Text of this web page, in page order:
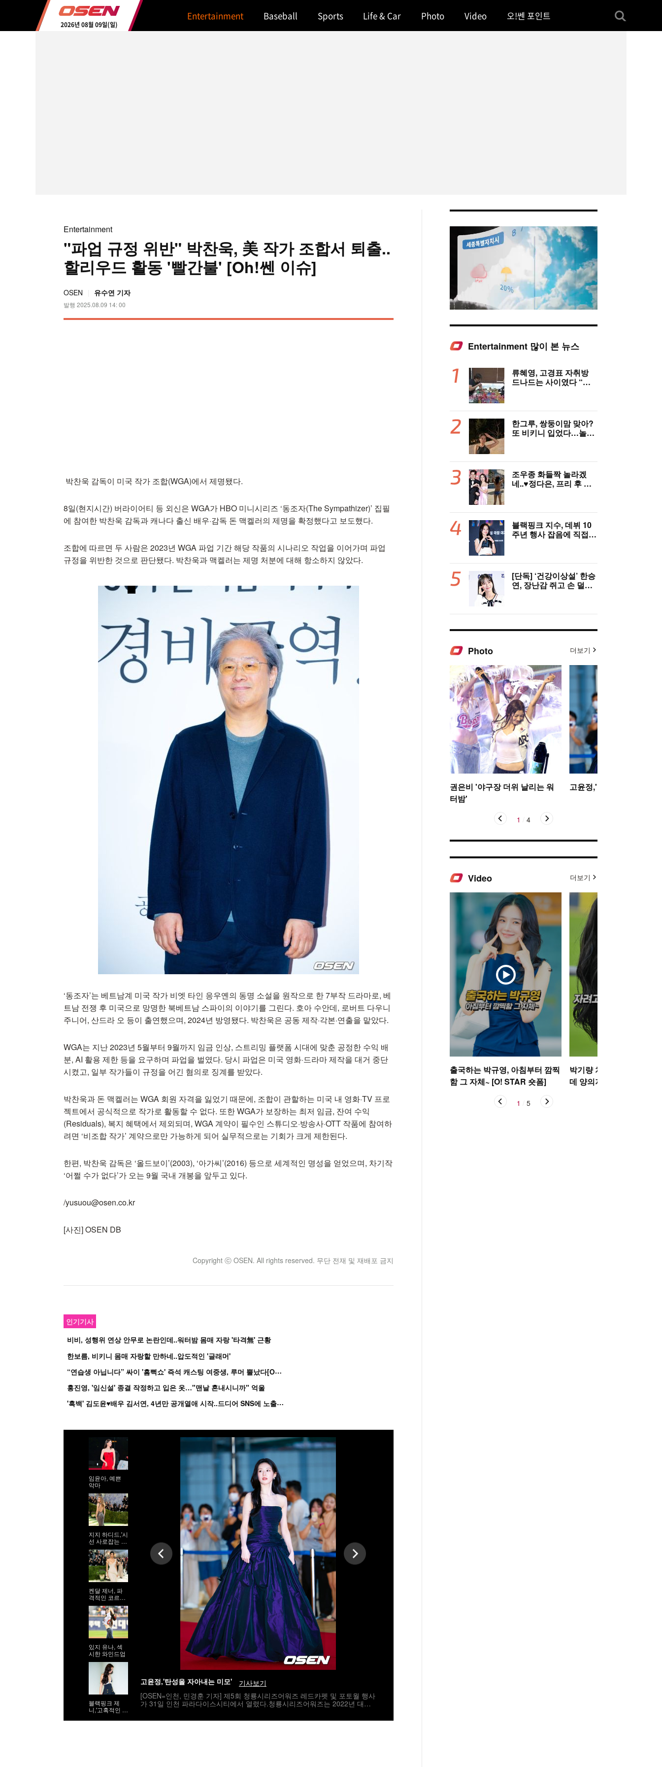
2026년 08월 09일(일)
Entertainment Baseball Sports Life & Car Photo Video 오!쎈 포인트
Entertainment
"파업 규정 위반" 박찬욱, 美 작가 조합서 퇴출..
할리우드 활동 '빨간불' [Oh!쎈 이슈]
OSEN 유수연 기자
발행 2025.08.09 14: 00
박찬욱 감독이 미국 작가 조합(WGA)에서 제명됐다.
8일(현지시간) 버라이어티 등 외신은 WGA가 HBO 미니시리즈 ‘동조자(The Sympathizer)’ 집필
에 참여한 박찬욱 감독과 캐나다 출신 배우·감독 돈 맥켈러의 제명을 확정했다고 보도했다.
조합에 따르면 두 사람은 2023년 WGA 파업 기간 해당 작품의 시나리오 작업을 이어가며 파업
규정을 위반한 것으로 판단됐다. 박찬욱과 맥켈러는 제명 처분에 대해 항소하지 않았다.
‘동조자’는 베트남계 미국 작가 비엣 타인 응우옌의 동명 소설을 원작으로 한 7부작 드라마로, 베
트남 전쟁 후 미국으로 망명한 북베트남 스파이의 이야기를 그린다. 호아 수안데, 로버트 다우니
주니어, 산드라 오 등이 출연했으며, 2024년 방영됐다. 박찬욱은 공동 제작·각본·연출을 맡았다.
WGA는 지난 2023년 5월부터 9월까지 임금 인상, 스트리밍 플랫폼 시대에 맞춘 공정한 수익 배
분, AI 활용 제한 등을 요구하며 파업을 벌였다. 당시 파업은 미국 영화·드라마 제작을 대거 중단
시켰고, 일부 작가들이 규정을 어긴 혐의로 징계를 받았다.
박찬욱과 돈 맥켈러는 WGA 회원 자격을 잃었기 때문에, 조합이 관할하는 미국 내 영화·TV 프로
젝트에서 공식적으로 작가로 활동할 수 없다. 또한 WGA가 보장하는 최저 임금, 잔여 수익
(Residuals), 복지 혜택에서 제외되며, WGA 계약이 필수인 스튜디오·방송사·OTT 작품에 참여하
려면 ‘비조합 작가’ 계약으로만 가능하게 되어 실무적으로는 기회가 크게 제한된다.
한편, 박찬욱 감독은 ‘올드보이’(2003), ‘아가씨’(2016) 등으로 세계적인 명성을 얻었으며, 차기작
‘어쩔 수가 없다’가 오는 9월 국내 개봉을 앞두고 있다.
/yusuou@osen.co.kr
[사진] OSEN DB
Copyright ⓒ OSEN. All rights reserved. 무단 전재 및 재배포 금지
인기기사
비비, 성행위 연상 안무로 논란인데..워터밤 몸매 자랑 '타격無' 근황
한보름, 비키니 몸매 자랑할 만하네..압도적인 '글래머'
“
연습생 아닙니다” 싸이 '흠뻑쇼' 즉석 캐스팅 여중생, 루머 뿔났다[Oh!쎈 이...
홍진영, '임신설' 종결 작정하고 입은 옷…"맨날 혼내시니까" 억울
'
흑백' 김도윤♥배우 김서연, 4년만 공개열애 시작..드디어 SNS에 노출 [핫피...
임윤아, 예쁜
악마
지지 하디드,'시
선 사로잡는 9
등신 시스루 자
태'
켄달 제너, 파
격적인 코르셋
시스루 드레스
있지 유나, 섹
시한 와인드업
블랙핑크 제
니,'고혹적인 워
고윤정,'탄성을 자아내는 미모'
기사보기
[OSEN=인천, 민경훈 기자] 제5회 청룡시리즈어워즈 레드카펫 및 포토월 행사
가 31일 인천 파라다이스시티에서 열렸다.청룡시리즈어워즈는 2022년 대한
사회는 전현무와 임윤아로 5년 연속 호흡을 맞춘다.배우 고윤정이 레드카펫을
Mute
Entertainment 많이 본 뉴스
류혜영, 고경표 자취방
드나드는 사이였다 “부
한그루, 쌍둥이맘 맞아?
또 비키니 입었다…놀라
조우종 화들짝 놀라겠
네..♥정다은, 프리 후 과
블랙핑크 지수, 데뷔 10
주년 행사 잡음에 직접
[단독] ‘건강이상설’ 한승
연, 장난감 쥐고 손 덜덜..
Photo 더보기
권은비 '야구장 더위 날리는 워
터밤'
고윤정,'탄성을 자아내는
1 4
Video 더보기
출국하는 박규영, 아침부터 깜찍
함 그 자체~ [O! STAR 숏폼]
박기량 치어리더, 자려고
데 양의지 [O! SPORTS
1 5